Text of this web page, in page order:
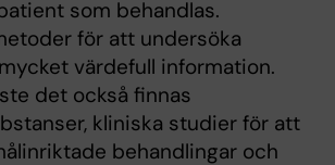
som behandlas.
för att undersöka
värdefull information.
det också finnas
kliniska studier för att
behandlingar och